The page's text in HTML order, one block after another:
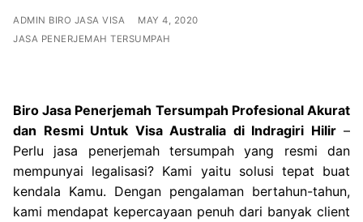
ADMIN BIRO JASA VISA
MAY 4, 2020
JASA PENERJEMAH TERSUMPAH
Biro Jasa Penerjemah Tersumpah Profesional Akurat
dan Resmi Untuk Visa Australia di Indragiri Hilir–
Perlu jasa penerjemah tersumpah yang resmi dan
mempunyai legalisasi? Kami yaitu solusi tepat buat
kendala Kamu. Dengan pengalaman bertahun-tahun,
kami mendapat kepercayaan penuh dari banyak client